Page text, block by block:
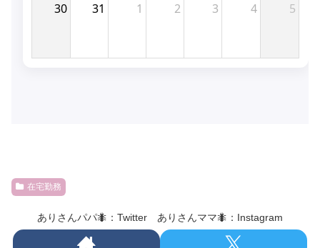
在宅勤務
ありさんパパ🐜：Twitter ありさんママ🐜：Instagram